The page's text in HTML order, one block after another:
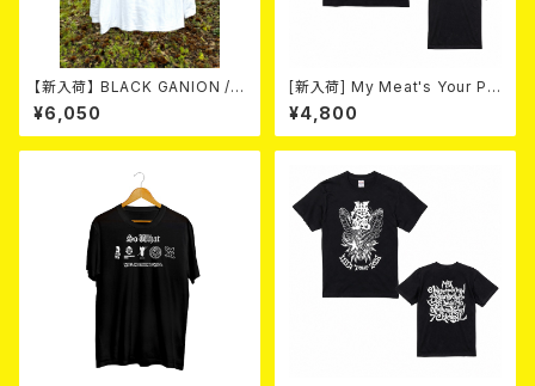
【新入荷】 BLACK GANION / I
RON MANDARA L/S T-SHIR
T (WHITE BODY X RED PRI
NT)
¥6,050
[新入荷] My Meat's Your Po
ison -あんたにゃ毒でもオイラ
にゃ薬- / BLACK T-shirt (XX
L & XXXL)
¥4,800